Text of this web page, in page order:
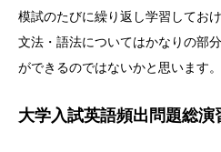
模試のたびに繰り返し学習してお
文法・語法についてはかなりの部
ができるのではないかと思います。
大学入試英語頻出問題総演